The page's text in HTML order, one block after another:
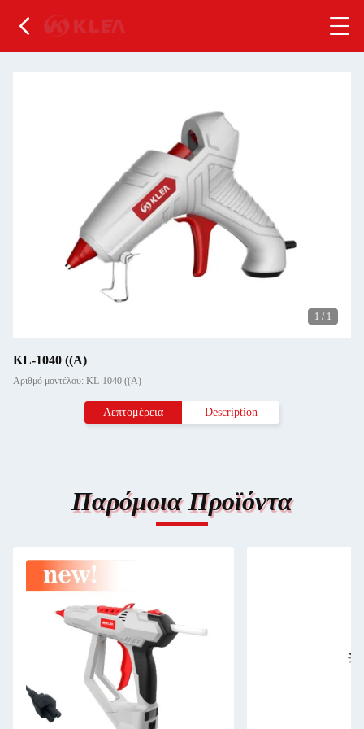
1 / 1
KL-1040 ((Α)
Αριθμό μοντέλου: KL-1040 ((Α)
Λεπτομέρεια Description
Παρόμοια Προϊόντα